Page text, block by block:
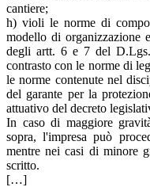
cantiere;
h) violi le norme di
modello di organizzazione
degli artt. 6 e 7 del
contrasto con le norme di
le norme contenute nel
del garante per la
attuativo del decreto
In caso di maggiore
sopra, l'impresa può
mentre nei casi di minore
scritto.
[…]